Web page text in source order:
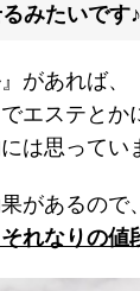
みたいです♪
があれば、
エステとか
は思ってい
があるので、
れなりの